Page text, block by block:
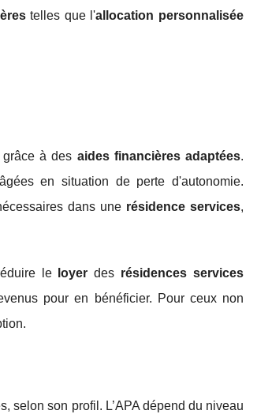
telles que l'allocation personnalisée
grâce à des aides financières adaptées.
en situation de perte d'autonomie.
dans une résidence services,
le loyer des résidences services
pour en bénéficier. Pour ceux non
selon son profil. L’APA dépend du niveau